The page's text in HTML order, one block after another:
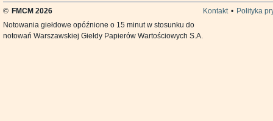
© FMCM 2026 Kontakt • Polityka
Notowania giełdowe opóźnione o 15 minut w stosunku do
notowań Warszawskiej Giełdy Papierów Wartościowych S.A.